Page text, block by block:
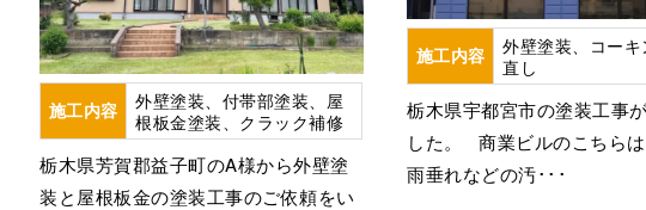
施工内容
外壁塗装、付帯部塗装、屋
根板金塗装、クラック補修
栃木県芳賀郡益子町のA様から外壁塗
装と屋根板金の塗装工事のご依頼をい
施工内容
外壁塗装、コー
直し
栃木県宇都宮市の塗装工事
した。 商業ビルのこちら
雨垂れなどの汚･･･